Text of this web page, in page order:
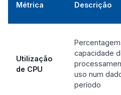
Métrica Descrição
Utilização
de CPU
capacidade
uso num
período